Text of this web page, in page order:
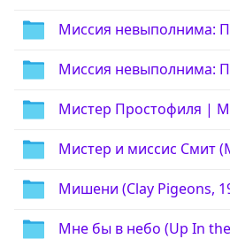
Миссия невыполнима:
Миссия невыполнима:
Мистер Простофиля |
Мистер и миссис Смит
Мишени (Clay Pigeons,
Мне бы в небо (Up In